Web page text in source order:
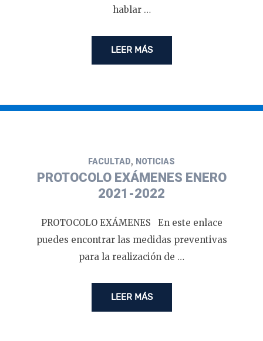
hablar …
LEER MÁS
FACULTAD, NOTICIAS
PROTOCOLO EXÁMENES ENERO
2021-2022
PROTOCOLO EXÁMENES En este enlace
puedes encontrar las medidas preventivas
para la realización de …
LEER MÁS